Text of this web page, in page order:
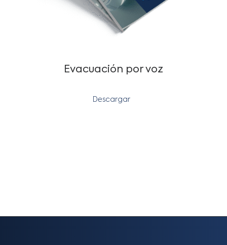
Evacuación por voz
Descargar